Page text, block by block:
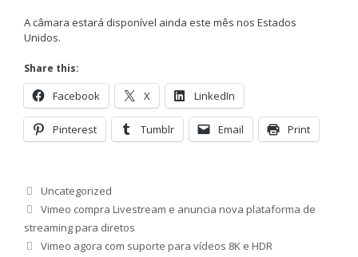
A câmara estará disponível ainda este mês nos Estados
Unidos.
Share this:
Facebook X LinkedIn
Pinterest Tumblr Email Print
Categorias
Uncategorized
Vimeo compra Livestream e anuncia nova plataforma de
streaming para diretos
Vimeo agora com suporte para vídeos 8K e HDR